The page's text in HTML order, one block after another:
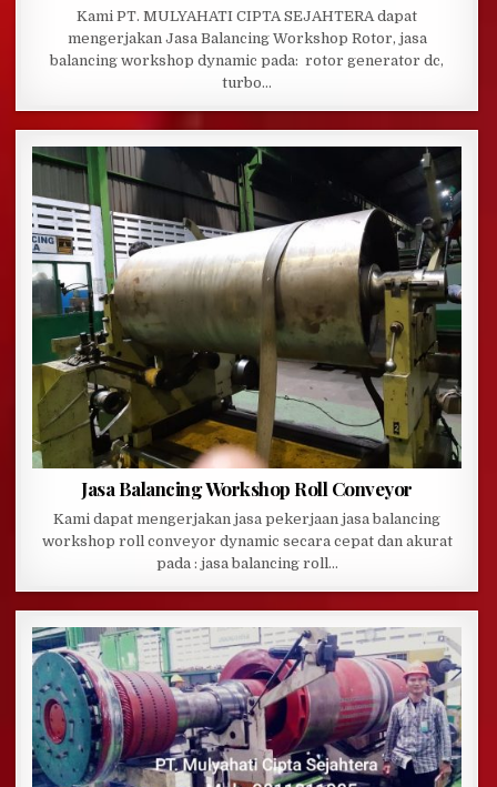
Kami PT. MULYAHATI CIPTA SEJAHTERA dapat
mengerjakan Jasa Balancing Workshop Rotor, jasa
balancing workshop dynamic pada: rotor generator dc,
turbo…
Jasa Balancing Workshop Roll Conveyor
Kami dapat mengerjakan jasa pekerjaan jasa balancing
workshop roll conveyor dynamic secara cepat dan akurat
pada : jasa balancing roll…